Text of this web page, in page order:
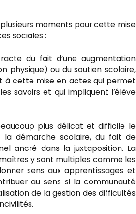
moments pour cette mise
sociales :
du fait d’une augmentation
physique) ou du soutien scolaire,
à cette mise en actes qui permet
savoirs et qui impliquent l’élève
plus délicat et difficile le
la démarche scolaire, du fait de
ancré dans la juxtaposition. La
y sont multiples comme les
sens aux apprentissages et
au sens si la communauté
de la gestion des difficultés